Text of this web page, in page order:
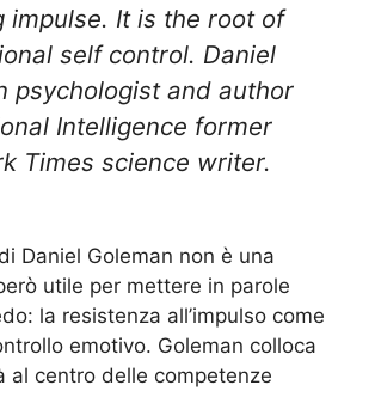
impulse. It is the root of
self control. Daniel
psychologist and author
Intelligence former
Times science writer.
Daniel Goleman non è una
utile per mettere in parole
la resistenza all’impulso come
emotivo. Goleman colloca
al centro delle competenze